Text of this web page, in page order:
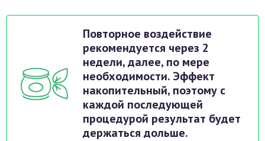
Повторное воздействие
рекомендуется через 2
недели, далее, по мере
необходимости. Эффект
накопительный, поэтому с
каждой последующей
процедурой результат будет
держаться дольше.